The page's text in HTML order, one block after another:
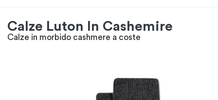
Calze Luton In Cashemire
Calze in morbido cashmere a coste